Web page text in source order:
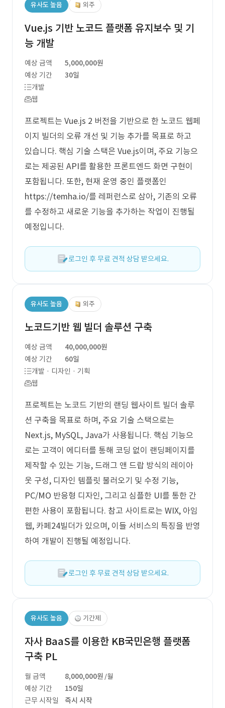
유사도 높음 외주
Vue.js 기반 노코드 플랫폼 유지보수 및 기
능 개발
예상 금액
5,000,000원
예상 기간
30일
개발
웹
프로젝트는 Vue.js 2 버전을 기반으로 한 노코드 웹페
이지 빌더의 오류 개선 및 기능 추가를 목표로 하고
있습니다. 핵심 기술 스택은 Vue.js이며, 주요 기능으
로는 제공된 API를 활용한 프론트엔드 화면 구현이
포함됩니다. 또한, 현재 운영 중인 플랫폼인
https://temha.io/를 레퍼런스로 삼아, 기존의 오류
를 수정하고 새로운 기능을 추가하는 작업이 진행될
예정입니다.
로그인 후 무료 견적 상담 받으세요.
유사도 높음 외주
노코드기반 웹 빌더 솔루션 구축
예상 금액
40,000,000원
예상 기간
60일
개발 · 디자인 · 기획
웹
프로젝트는 노코드 기반의 랜딩 웹사이트 빌더 솔루
션 구축을 목표로 하며, 주요 기술 스택으로는
Next.js, MySQL, Java가 사용됩니다. 핵심 기능으
로는 고객이 에디터를 통해 코딩 없이 랜딩페이지를
제작할 수 있는 기능, 드래그 앤 드랍 방식의 레이아
웃 구성, 디자인 템플릿 불러오기 및 수정 기능,
PC/MO 반응형 디자인, 그리고 심플한 UI를 통한 간
편한 사용이 포함됩니다. 참고 사이트로는 WIX, 아임
웹, 카페24빌더가 있으며, 이들 서비스의 특징을 반영
하여 개발이 진행될 예정입니다.
로그인 후 무료 견적 상담 받으세요.
유사도 높음 기간제
자사 BaaS를 이용한 KB국민은행 플랫폼
구축 PL
월 금액 8,000,000원 /월
예상 기간
150일
근무 시작일
즉시 시작